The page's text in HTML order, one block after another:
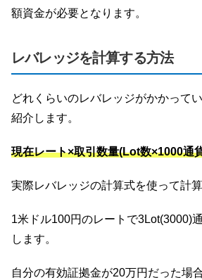
額資金が必要となります。
レバレッジを計算する方法
どれくらいのレバレッジがかかって
紹介します。
現在レート×取引数量(Lot数×1000通
実際レバレッジの計算式を使って計
1米ドル100円のレートで3Lot(3000)
します。
自分の有効証拠金が20万円だった場